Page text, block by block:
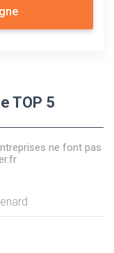
TOP 5
ne font pas